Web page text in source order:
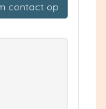
contact op